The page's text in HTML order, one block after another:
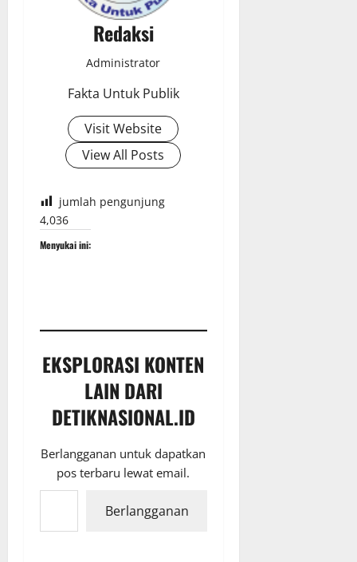
Redaksi
Administrator
Fakta Untuk Publik
Visit Website
View All Posts
jumlah pengunjung
4,036
Menyukai ini:
EKSPLORASI KONTEN
LAIN DARI
DETIKNASIONAL.ID
Berlangganan untuk dapatkan
pos terbaru lewat email.
Ketikkan email Anda...
Berlangganan